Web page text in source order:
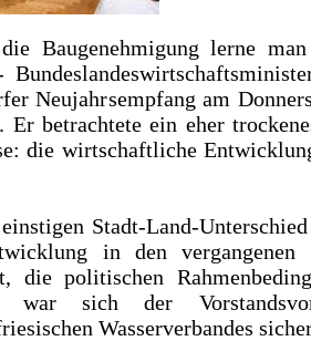
Baugenehmigung lerne
Neujahrsempfang am
betrachtete ein eher
die wirtschaftliche
Stadt-Land-
in den vergangenen
die politischen
war sich der
Wasserverbandes